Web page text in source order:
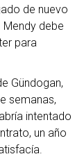
de nuevo
debe
para
Gündogan,
semanas,
intentado
un año